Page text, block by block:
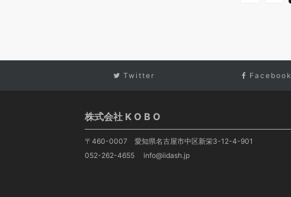
Twitter Facebook
株式会社 K O B O
〒460-0007 愛知県名古屋市中区新栄3-12-4-901
052-262-4655 info@iidash.jp